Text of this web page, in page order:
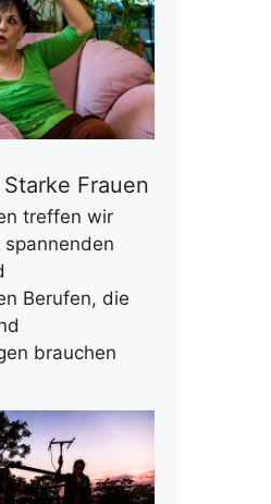
Frauen
treffen wir
Berufen, die
brauchen